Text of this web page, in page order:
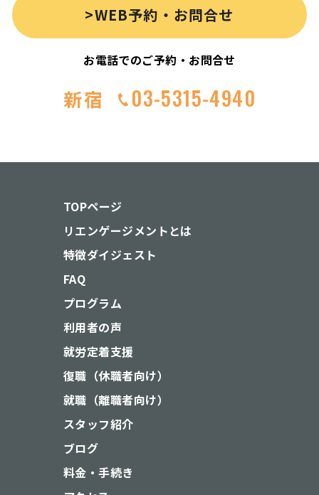
>WEB予約・お問合せ
お電話でのご予約・お問合せ
新宿 03-5315-4940
TOPページ
リエンゲージメントとは
特徴ダイジェスト
FAQ
プログラム
利用者の声
就労定着支援
復職（休職者向け）
就職（離職者向け）
スタッフ紹介
ブログ
料金・手続き